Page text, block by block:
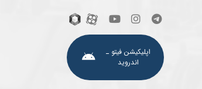
اپلیکیشن فیتو ـ
اندروید